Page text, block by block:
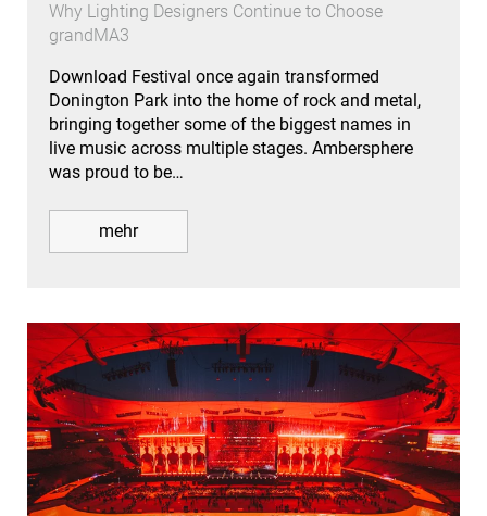
Why Lighting Designers Continue to Choose
grandMA3
Download Festival once again transformed
Donington Park into the home of rock and metal,
bringing together some of the biggest names in
live music across multiple stages. Ambersphere
was proud to be…
mehr